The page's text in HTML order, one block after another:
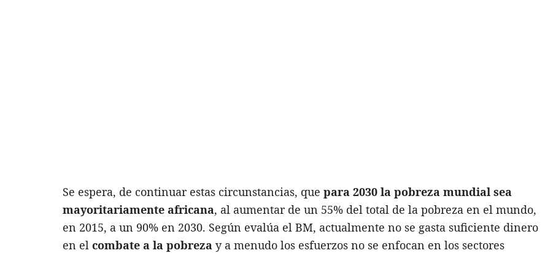
Se espera, de continuar estas circunstancias, que para 2030 la pobreza mundial sea
mayoritariamente africana, al aumentar de un 55% del total de la pobreza en el mundo,
en 2015, a un 90% en 2030. Según evalúa el BM, actualmente no se gasta suficiente dinero
en el combate a la pobreza y a menudo los esfuerzos no se enfocan en los sectores